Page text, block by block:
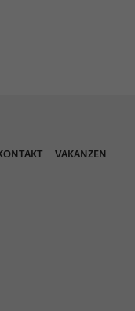
KONTAKT
VAKANZEN